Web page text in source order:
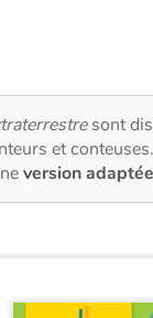
sont
et
version